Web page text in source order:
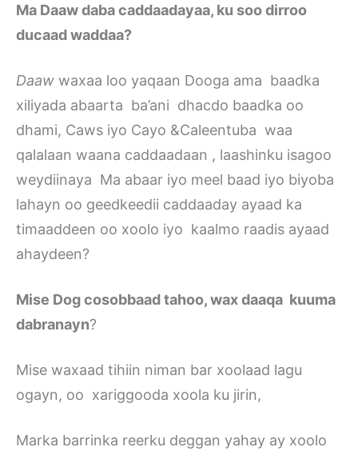
Ma Daaw daba caddaadayaa, ku soo dirroo
ducaad waddaa?
Daaw waxaa loo yaqaan Dooga ama baadka
xiliyada abaarta ba’ani dhacdo baadka oo
dhami, Caws iyo Cayo &Caleentuba waa
qalalaan waana caddaadaan , laashinku isagoo
weydiinaya Ma abaar iyo meel baad iyo biyoba
lahayn oo geedkeedii caddaaday ayaad ka
timaaddeen oo xoolo iyo kaalmo raadis ayaad
ahaydeen?
Mise Dog cosobbaad tahoo, wax daaqa kuuma
dabranayn?
Mise waxaad tihiin niman bar xoolaad lagu
ogayn, oo xariggooda xoola ku jirin,
Marka barrinka reerku deggan yahay ay xoolo